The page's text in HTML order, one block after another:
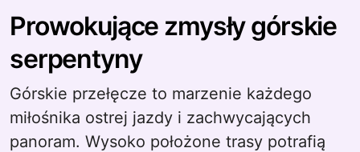
Prowokujące zmysły górskie
serpentyny
Górskie przełęcze to marzenie każdego
miłośnika ostrej jazdy i zachwycających
panoram. Wysoko położone trasy potrafią